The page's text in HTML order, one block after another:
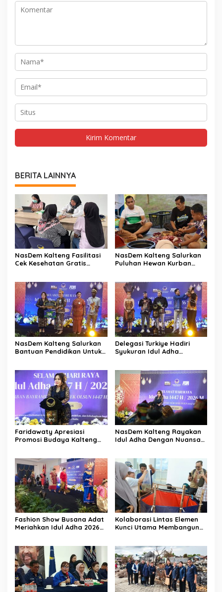
BERITA LAINNYA
NasDem Kalteng Fasilitasi
Cek Kesehatan Gratis
NasDem Kalteng Salurkan
Puluhan Hewan Kurban
NasDem Kalteng Salurkan
Bantuan Pendidikan Untuk
Delegasi Turkiye Hadiri
Syukuran Idul Adha
Faridawaty Apresiasi
Promosi Budaya Kalteng
NasDem Kalteng Rayakan
Idul Adha Dengan Nuansa
Fashion Show Busana Adat
Meriahkan Idul Adha 2026
Kolaborasi Lintas Elemen
Kunci Utama Membangun